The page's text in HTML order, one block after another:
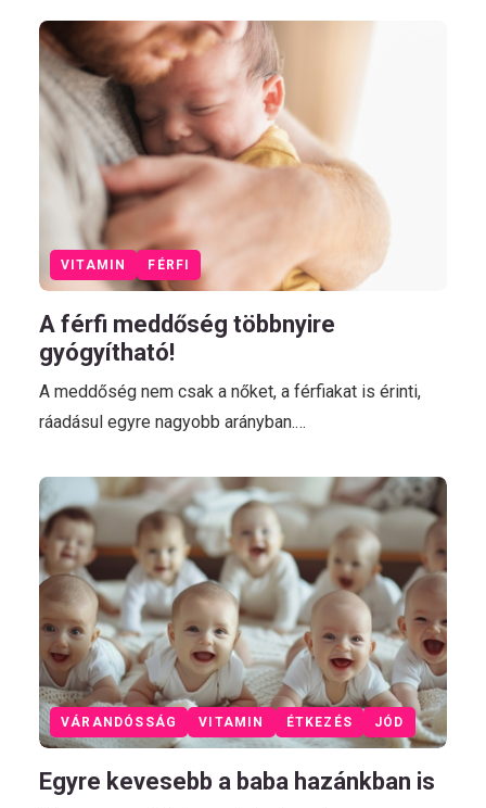
VITAMIN FÉRFI
A férfi meddőség többnyire
gyógyítható!
A meddőség nem csak a nőket, a férfiakat is érinti,
ráadásul egyre nagyobb arányban.…
VÁRANDÓSSÁG VITAMIN ÉTKEZÉS JÓD
Egyre kevesebb a baba hazánkban is